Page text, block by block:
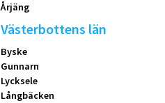
Årjäng
Västerbottens län
Byske
Gunnarn
Lycksele
Långbäcken